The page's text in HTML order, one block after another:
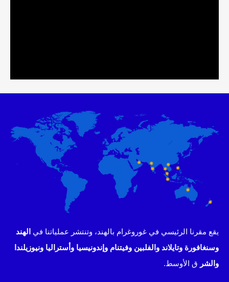
يقع مقرنا الرئيسي في غوروغرام بالهند، وتنتشر عملياتنا في الهند
وسنغافورة وتايلاند والفلبين وفيتنام وإندونيسيا وأستراليا ونيوزيلندا
والشر ق الأوسط.